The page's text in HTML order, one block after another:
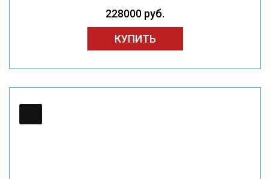
228000 руб.
КУПИТЬ